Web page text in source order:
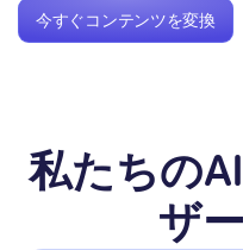
今すぐコンテンツを変換
私たちの
ザ